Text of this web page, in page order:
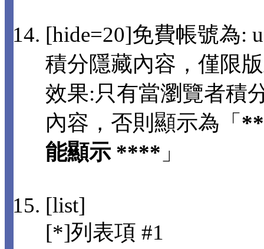
[hide=20]免費帳號為:
積分隱藏內容，僅限
效果:只有當瀏覽者積
內容，否則顯示為「
能顯示 **** 」
[list]
[*]列表項 #1